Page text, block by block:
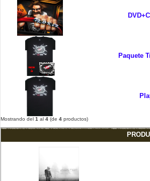
Paquete
Mostrando del 1 al 4 (de 4 productos)